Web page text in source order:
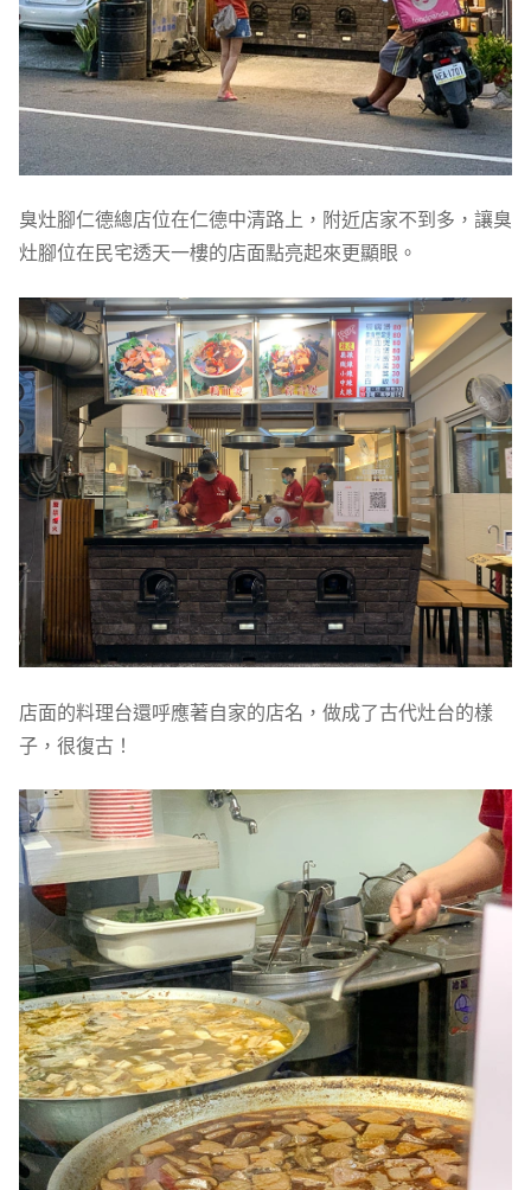
臭灶腳仁德總店位在仁德中清路上，附近店家不到多，讓臭
灶腳位在民宅透天一樓的店面點亮起來更顯眼。
店面的料理台還呼應著自家的店名，做成了古代灶台的樣
子，很復古！